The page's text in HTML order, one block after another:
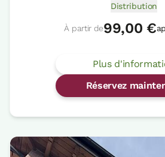
Distribution
À partir de99,00 €
Plus
Réservez